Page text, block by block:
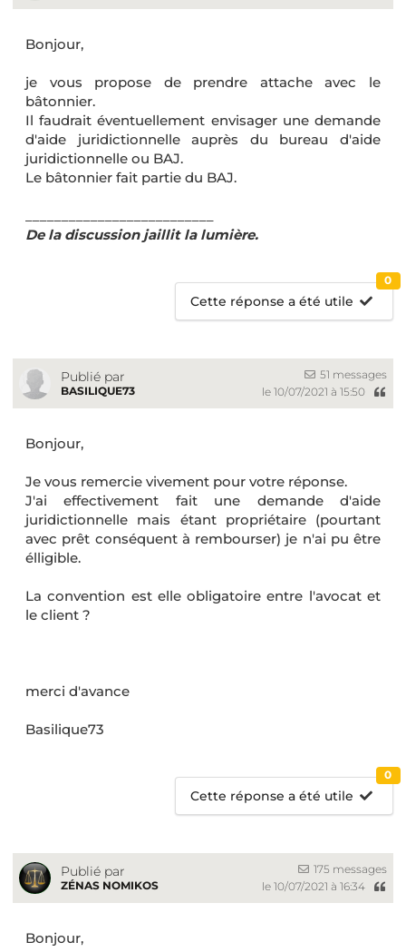
Bonjour,
je vous propose de prendre attache avec le
bâtonnier.
Il faudrait éventuellement envisager une demande
d'aide juridictionnelle auprès du bureau d'aide
juridictionnelle ou BAJ.
Le bâtonnier fait partie du BAJ.
De la discussion jaillit la lumière.
Cette réponse a été utile
0
Publié par
BASILIQUE73
51 messages
le 10/07/2021 à 15:50
Bonjour,
Je vous remercie vivement pour votre réponse.
J'ai effectivement fait une demande d'aide
juridictionnelle mais étant propriétaire (pourtant
avec prêt conséquent à rembourser) je n'ai pu être
élligible.
La convention est elle obligatoire entre l'avocat et
le client ?
merci d'avance
Basilique73
Cette réponse a été utile
0
Publié par
ZÉNAS NOMIKOS
175 messages
le 10/07/2021 à 16:34
Bonjour,